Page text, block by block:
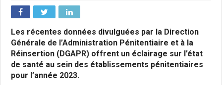
Les récentes données divulguées par la Direction
Générale de l’Administration Pénitentiaire et à la
Réinsertion (DGAPR) offrent un éclairage sur l’état
de santé au sein des établissements pénitentiaires
pour l’année 2023.